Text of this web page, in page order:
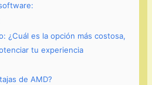
¿Cuál es la opción más costosa,
tu experiencia
de AMD?